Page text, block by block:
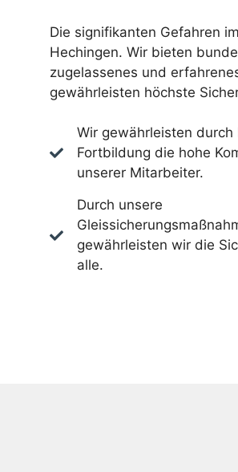
Die signifikanten Gefahren
Hechingen. Wir bieten
zugelassenes und
gewährleisten höchste
Wir gewährleisten durch
Fortbildung die hohe
unserer Mitarbeiter.
Durch unsere
gewährleisten wir die
alle.